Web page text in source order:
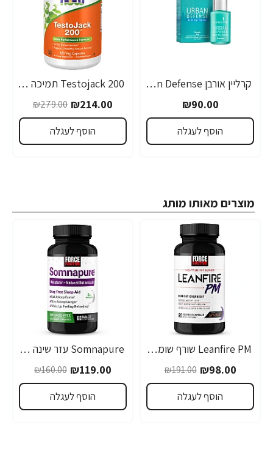
קרליין אורבן Urban Defense סרום לעור פנים 30 מ"ל - מבית CARELINE
₪90.00
הוסף לעגלה
-23%
Testojack 200 תמיכה בטסטוסטרון 200 מ"ג 120 כמוסות - מבית NOW FOODS
₪214.00
₪279.00
הוסף לעגלה
מוצרים מאותו מותג
-49%
Leanfire PM שורף שומנים ללילה 60 כמוסות צמחיות - מבית Force Factor
₪98.00
₪191.00
הוסף לעגלה
-26%
Somnapure עזר שינה טבעי 60 טבליות - מבית Force Factor
₪119.00
₪160.00
הוסף לעגלה